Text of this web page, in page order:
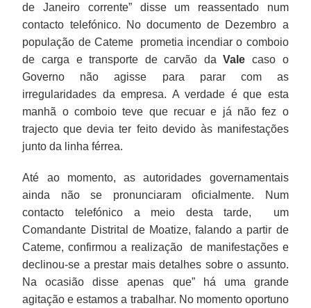
de Janeiro corrente” disse um reassentado num
contacto telefónico. No documento de Dezembro a
população de Cateme prometia incendiar o comboio
de carga e transporte de carvão daValecaso o
Governo não agisse para parar com as
irregularidades da empresa. A verdade é que esta
manhã o comboio teve que recuar e já não fez o
trajecto que devia ter feito devido às manifestações
junto da linha férrea.
Até ao momento, as autoridades governamentais
ainda não se pronunciaram oficialmente. Num
contacto telefónico a meio desta tarde, um
Comandante Distrital de Moatize, falando a partir de
Cateme, confirmou a realização de manifestações e
declinou-se a prestar mais detalhes sobre o assunto.
Na ocasião disse apenas que” há uma grande
agitação e estamos a trabalhar. No momento oportuno